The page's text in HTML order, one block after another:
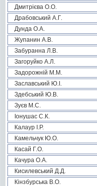
Дмитрієва О.О.
Драбовський А.Г.
Дунда О.А.
Жупанин А.В.
Забуранна Л.В.
Загоруйко А.Л.
Задорожній М.М.
Заславський Ю.І.
Здебський Ю.В.
Зуєв М.С.
Іонушас С.К.
Калаур І.Р.
Камельчук Ю.О.
Касай Г.О.
Качура О.А.
Кисилевський Д.Д.
Кінзбурська В.О.